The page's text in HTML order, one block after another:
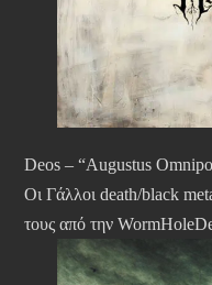
Deos – “Augustus
Οι Γάλλοι death/black
τους από την